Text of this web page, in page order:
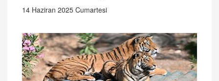
14 Haziran 2025 Cumartesi